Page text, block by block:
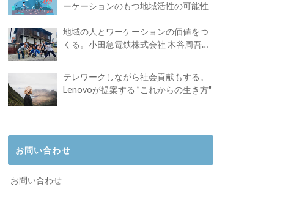
ーケーションのもつ地域活性の可能性
地域の人とワーケーションの価値をつ
くる。小田急電鉄株式会社 木谷周吾さ
テレワークしながら社会貢献もする。
Lenovoが提案する ”これからの生き方"
お問い合わせ
お問い合わせ